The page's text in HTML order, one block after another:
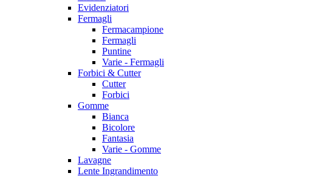
Evidenziatori
Fermagli
Fermacampione
Fermagli
Puntine
Varie - Fermagli
Forbici & Cutter
Cutter
Forbici
Gomme
Bianca
Bicolore
Fantasia
Varie - Gomme
Lavagne
Lente Ingrandimento